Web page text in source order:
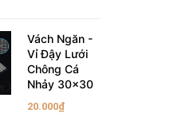
Vách Ngăn -
Vỉ Đậy Lưới
Chông Cá
Nhảy 30x30
20.000₫